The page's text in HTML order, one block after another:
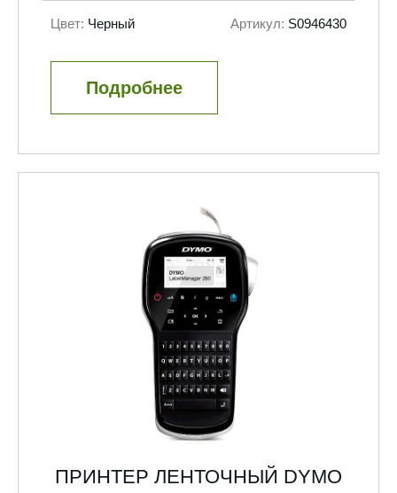
Цвет: Черный Артикул: S0946430
Подробнее
ПРИНТЕР ЛЕНТОЧНЫЙ DYMO